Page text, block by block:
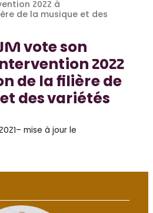
2022 à
de la musique et des
vote son
2022
de la filière de
des variétés
– mise à jour le